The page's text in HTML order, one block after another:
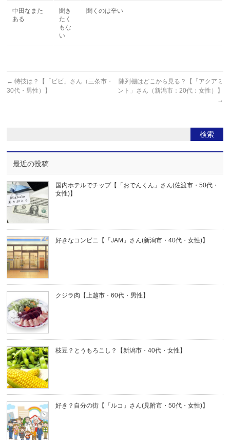
中田なまた
ある
聞き
たく
もな
い
聞くのは辛い
← 特技は？【「ビビ」さん（三条市・
30代・男性）】
陳列棚はどこから見る？【「アクアミ
ント」さん（新潟市：20代：女性）】
→
最近の投稿
国内ホテルでチップ【「おでんくん」さん(佐渡市・50代・
女性)】
好きなコンビニ【「JAM」さん(新潟市・40代・女性)】
クジラ肉【上越市・60代・男性】
枝豆？とうもろこし？【新潟市・40代・女性】
好き？自分の街【「ルコ」さん(見附市・50代・女性)】